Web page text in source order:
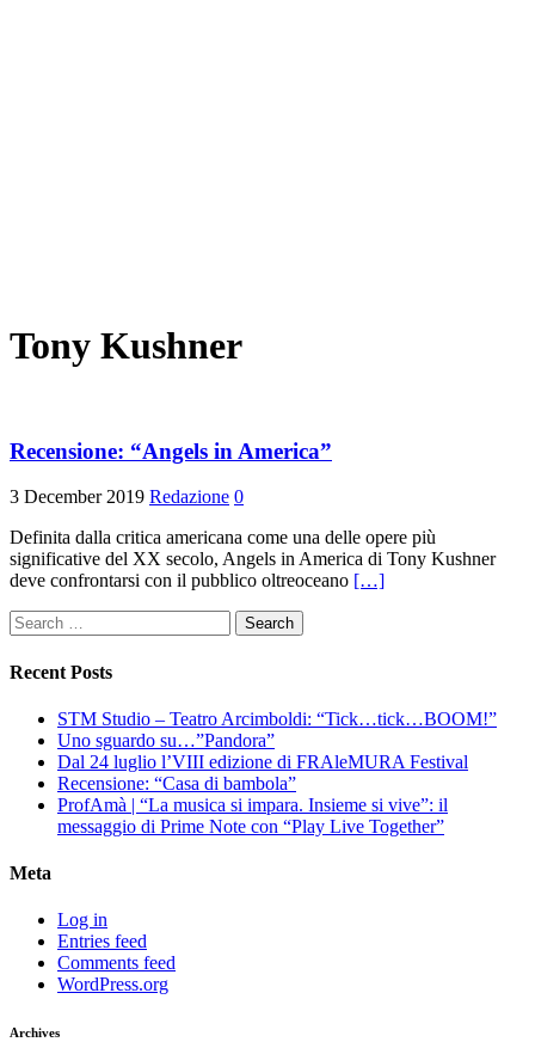
Tony Kushner
Recensione: “Angels in America”
3 December 2019 Redazione 0
Definita dalla critica americana come una delle opere più
significative del XX secolo, Angels in America di Tony Kushner
deve confrontarsi con il pubblico oltreoceano […]
Search
for:
Recent Posts
STM Studio – Teatro Arcimboldi: “Tick…tick…BOOM!”
Uno sguardo su…”Pandora”
Dal 24 luglio l’VIII edizione di FRAleMURA Festival
Recensione: “Casa di bambola”
ProfAmà | “La musica si impara. Insieme si vive”: il
messaggio di Prime Note con “Play Live Together”
Meta
Log in
Entries feed
Comments feed
WordPress.org
Archives